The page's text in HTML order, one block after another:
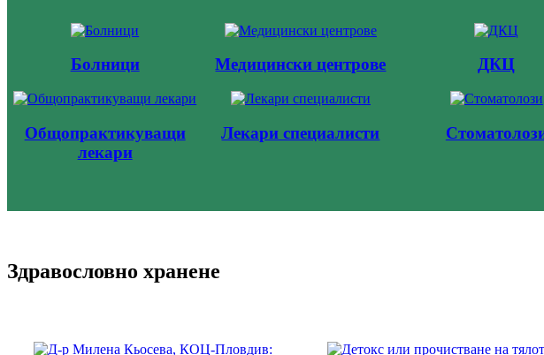
Болници Медицински центрове ДКЦ
Общопрактикуващи
лекари
Лекари специалисти
Здравословно хранене